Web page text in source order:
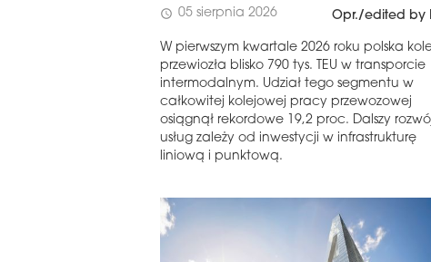
schedule 05 sierpnia 2026 Opr./edited by
W pierwszym kwartale 2026 roku polska
przewiozła blisko 790 tys. TEU w transporcie
intermodalnym. Udział tego segmentu w
całkowitej kolejowej pracy przewozowej
osiągnął rekordowe 19,2 proc. Dalszy
usług zależy od inwestycji w infrastrukturę
liniową i punktową.